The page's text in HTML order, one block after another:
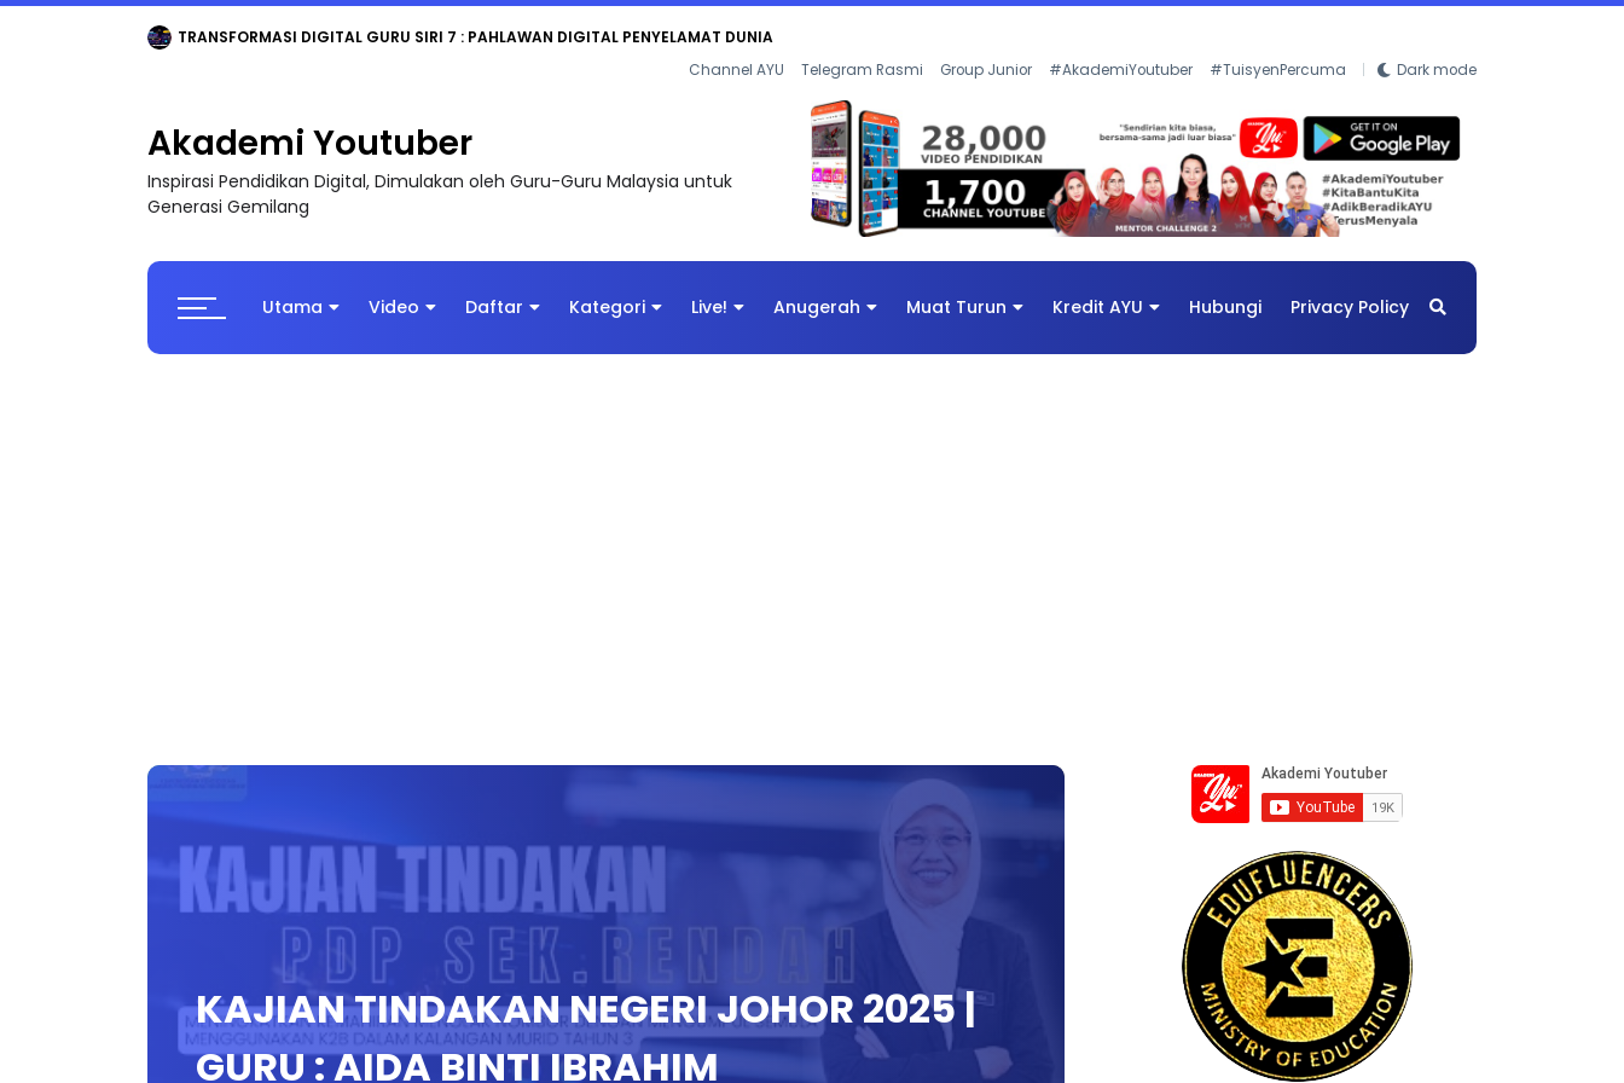
TRANSFORMASI DIGITAL GURU SIRI 7 : PAHLAWAN DIGITAL PENYELAMAT DUNIA
Channel AYU Telegram Rasmi Group Junior #AkademiYoutuber #TuisyenPercuma Dark mode
Akademi Youtuber
Inspirasi Pendidikan Digital, Dimulakan oleh Guru-Guru Malaysia untuk
Generasi Gemilang
Utama Video Daftar Kategori Live! Anugerah Muat Turun Kredit AYU Hubungi Privacy Policy
KAJIAN TINDAKAN NEGERI JOHOR 2025 |
GURU : AIDA BINTI IBRAHIM